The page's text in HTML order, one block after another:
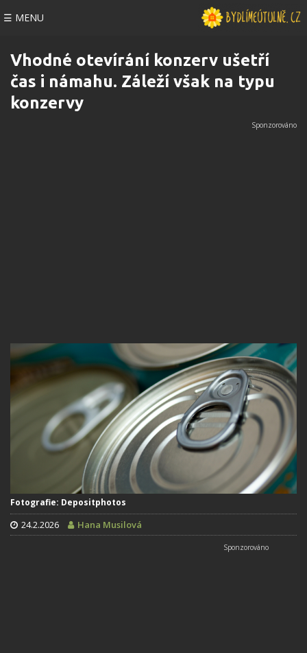
☰ MENU
Vhodné otevírání konzerv ušetří
čas i námahu. Záleží však na typu
konzervy
Fotografie: Depositphotos
24.2.2026 Hana Musilová